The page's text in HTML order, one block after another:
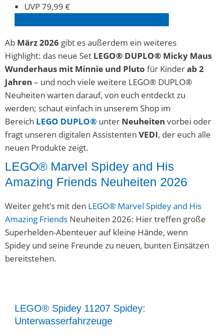
UVP 79,99 €
Ab März 2026 gibt es außerdem ein weiteres
Highlight: das neue Set LEGO® DUPLO® Micky Maus
Wunderhaus mit Minnie und Pluto für Kinderab 2
Jahren – und noch viele weitere LEGO® DUPLO®
Neuheiten warten darauf, von euch entdeckt zu
werden; schaut einfach in unserem Shop im
Bereich LEGO DUPLO® unter Neuheiten vorbei oder
fragt unseren digitalen Assistenten VEDI, der euch alle
neuen Produkte zeigt.
LEGO® Marvel Spidey and His
Amazing Friends Neuheiten 2026
Weiter geht’s mit den LEGO® Marvel Spidey and His
Amazing Friends Neuheiten 2026: Hier treffen große
Superhelden-Abenteuer auf kleine Hände, wenn
Spidey und seine Freunde zu neuen, bunten Einsätzen
bereitstehen.
LEGO® Spidey 11207 Spidey:
Unterwasserfahrzeuge